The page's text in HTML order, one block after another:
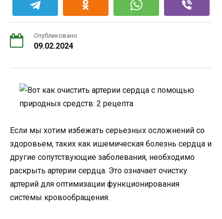
Опубликовано
09.02.2024
Если мы хотим избежать серьезных осложнений со
здоровьем, таких как ишемическая болезнь сердца и
другие сопутствующие заболевания, необходимо
раскрыть артерии сердца. Это означает очистку
артерий для оптимизации функционирования
системы кровообращения.